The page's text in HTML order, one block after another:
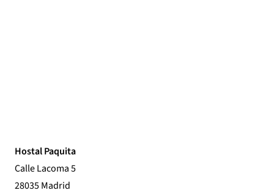
Hostal Paquita
Calle Lacoma 5
28035 Madrid